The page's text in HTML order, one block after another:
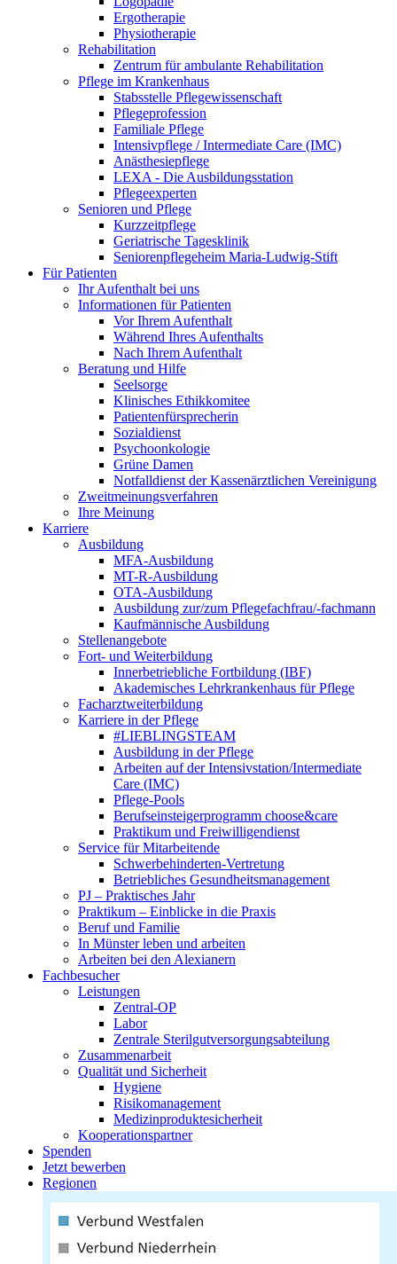
Ergotherapie
Physiotherapie
Rehabilitation
Zentrum für ambulante Rehabilitation
Pflege im Krankenhaus
Stabsstelle Pflegewissenschaft
Pflegeprofession
Familiale Pflege
Intensivpflege / Intermediate Care (IMC)
Anästhesiepflege
LEXA - Die Ausbildungsstation
Pflegeexperten
Senioren und Pflege
Kurzzeitpflege
Geriatrische Tagesklinik
Seniorenpflegeheim Maria-Ludwig-Stift
Für Patienten
Ihr Aufenthalt bei uns
Informationen für Patienten
Vor Ihrem Aufenthalt
Während Ihres Aufenthalts
Nach Ihrem Aufenthalt
Beratung und Hilfe
Seelsorge
Klinisches Ethikkomitee
Patientenfürsprecherin
Sozialdienst
Psychoonkologie
Grüne Damen
Notfalldienst der Kassenärztlichen Vereinigung
Zweitmeinungsverfahren
Ihre Meinung
Karriere
Ausbildung
MFA-Ausbildung
MT-R-Ausbildung
OTA-Ausbildung
Ausbildung zur/zum Pflegefachfrau/-fachmann
Kaufmännische Ausbildung
Stellenangebote
Fort- und Weiterbildung
Innerbetriebliche Fortbildung (IBF)
Akademisches Lehrkrankenhaus für Pflege
Facharztweiterbildung
Karriere in der Pflege
#LIEBLINGSTEAM
Ausbildung in der Pflege
Arbeiten auf der Intensivstation/Intermediate
Care (IMC)
Pflege-Pools
Berufseinsteigerprogramm choose&care
Praktikum und Freiwilligendienst
Service für Mitarbeitende
Schwerbehinderten-Vertretung
Betriebliches Gesundheitsmanagement
PJ – Praktisches Jahr
Praktikum – Einblicke in die Praxis
Beruf und Familie
In Münster leben und arbeiten
Arbeiten bei den Alexianern
Fachbesucher
Leistungen
Zentral-OP
Labor
Zentrale Sterilgutversorgungsabteilung
Zusammenarbeit
Qualität und Sicherheit
Hygiene
Risikomanagement
Medizinproduktesicherheit
Kooperationspartner
Spenden
Jetzt bewerben
Regionen